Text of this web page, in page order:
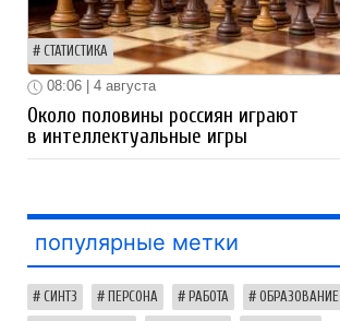
СТАТИСТИКА
08:06 | 4 августа
Около половины россиян играют
в интеллектуальные игры
популярные метки
СИНТЗ ПЕРСОНА РАБОТА ОБРАЗОВАНИЕ